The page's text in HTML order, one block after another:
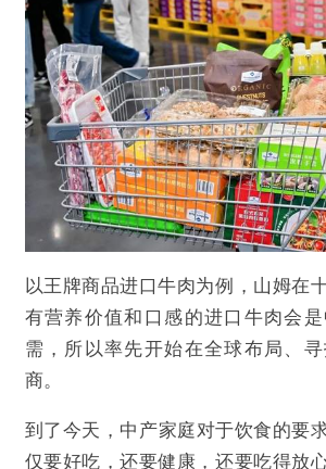
以王牌商品进口牛肉为例，山姆在
有营养价值和口感的进口牛肉会
需，所以率先开始在全球布局、
商。
到了今天，中产家庭对于饮食的
仅要好吃，还要健康，还要吃得放